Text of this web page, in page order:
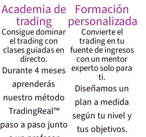
Academia de
trading
Consigue dominar
el trading con
clases guiadas en
directo.
Durante 4 meses
aprenderás
nuestro método
TradingReal™
paso a paso junto
Formación
personalizada
Convierte el
trading en tu
fuente de ingresos
con un mentor
experto solo para
ti.
Diseñamos un
plan a medida
según tu nivel y
tus objetivos.